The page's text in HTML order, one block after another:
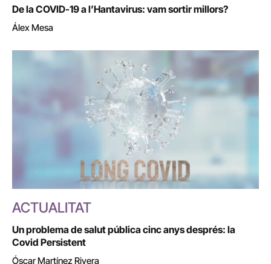
De la COVID-19 a l’Hantavirus: vam sortir millors?
Álex Mesa
ACTUALITAT
Un problema de salut pública cinc anys després: la
Covid Persistent
Óscar Martínez Rivera